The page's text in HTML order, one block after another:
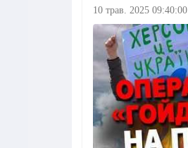
10 трав. 2025 09:40:00